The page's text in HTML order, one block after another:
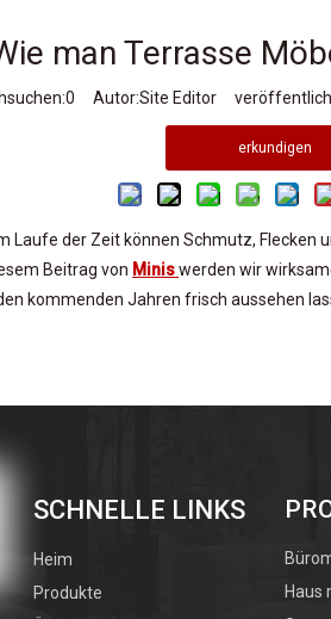
man Terrasse
0 Autor:Site Editor
erkundigen
Laufe der Zeit können Schmutz, Flecken
Beitrag von Miniswerden wir
kommenden Jahren frisch aussehen
Netz bilden. Die regelmäßige
SCHNELLE LINKS
Heim
Produkte
Haus